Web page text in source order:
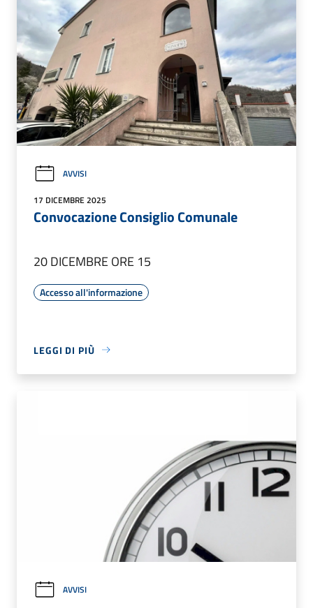
AVVISI
17 DICEMBRE 2025
Convocazione Consiglio Comunale
20 DICEMBRE ORE 15
Accesso all'informazione
LEGGI DI PIÙ
AVVISI